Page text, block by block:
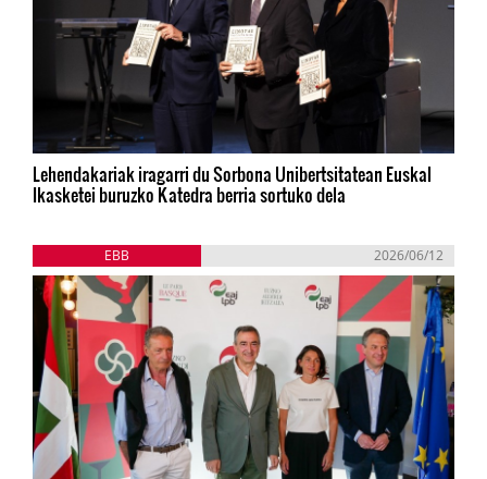
Lehendakariak iragarri du Sorbona Unibertsitatean Euskal
Ikasketei buruzko Katedra berria sortuko dela
EBB 2026/06/12